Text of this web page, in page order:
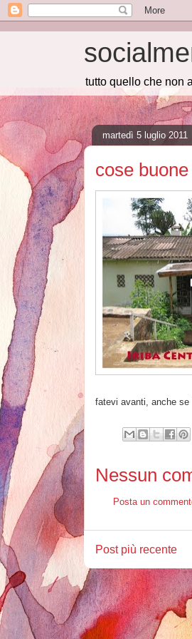
tutto quello che non
martedì 5 luglio 2011
cose buone
fatevi avanti, anche se
Nessun
Posta un
Post più recente